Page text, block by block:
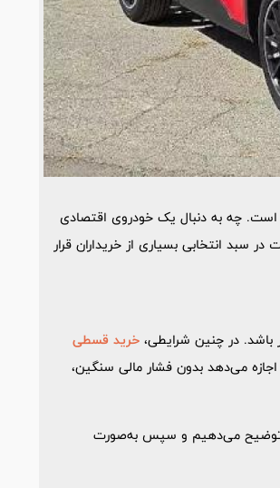
است. چه به دنبال یک خودروی اقتصادی
انتخابی بسیاری از خریداران قرار
باشد. در چنین شرایطی، خرید قسطی
می‌دهد بدون فشار مالی سنگین،
را توضیح می‌دهیم و سپس به‌صورت